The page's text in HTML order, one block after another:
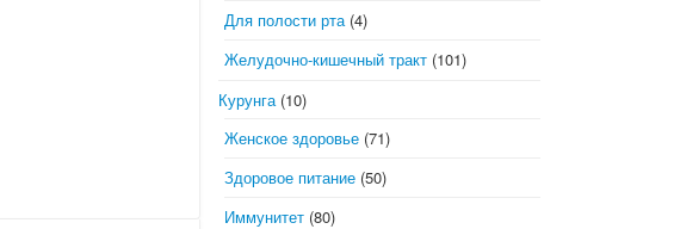
Для полости рта (4)
Желудочно-кишечный тракт (101)
Курунга (10)
Женское здоровье (71)
Здоровое питание (50)
Иммунитет (80)